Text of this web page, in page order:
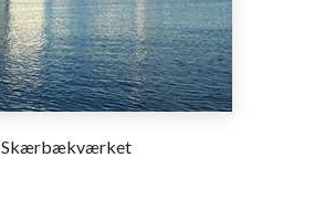
Skærbækværket